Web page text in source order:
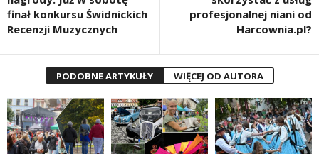
finał konkursu Świdnickich
Recenzji Muzycznych
profesjonalnej niani od
Harcownia.pl?
PODOBNE ARTYKUŁY WIĘCEJ OD AUTORA